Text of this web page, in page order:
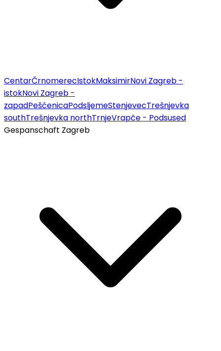
CentarČrnomerecIstokMaksimirNovi Zagreb -
istokNovi Zagreb -
zapadPešćenicaPodsljemeStenjevecTrešnjevka
southTrešnjevka northTrnjeVrapče - Podsused
Gespanschaft Zagreb